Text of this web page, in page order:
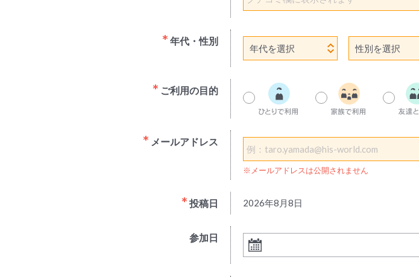
年代・性別
ご利用の目的
メールアドレス
※メールアドレスは公開されません
投稿日 2026年8月8日
参加日